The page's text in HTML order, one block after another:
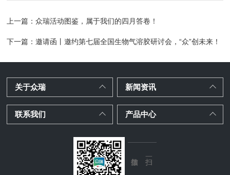
上一篇：众瑞活动图鉴，属于我们的四月答卷！
下一篇：邀请函丨邀约第七届全国生物气溶胶研讨会，“众”创未来！
关于众瑞 新闻资讯
联系我们 产品中心